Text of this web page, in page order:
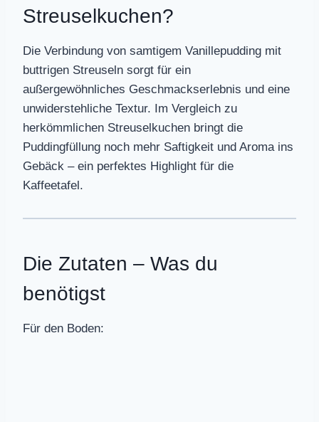
Streuselkuchen?
Die Verbindung von samtigem Vanillepudding mit
buttrigen Streuseln sorgt für ein
außergewöhnliches Geschmackserlebnis und eine
unwiderstehliche Textur. Im Vergleich zu
herkömmlichen Streuselkuchen bringt die
Puddingfüllung noch mehr Saftigkeit und Aroma ins
Gebäck – ein perfektes Highlight für die
Kaffeetafel.
Die Zutaten – Was du
benötigst
Für den Boden: